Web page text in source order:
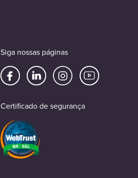
Siga nossas páginas
Certificado de segurança